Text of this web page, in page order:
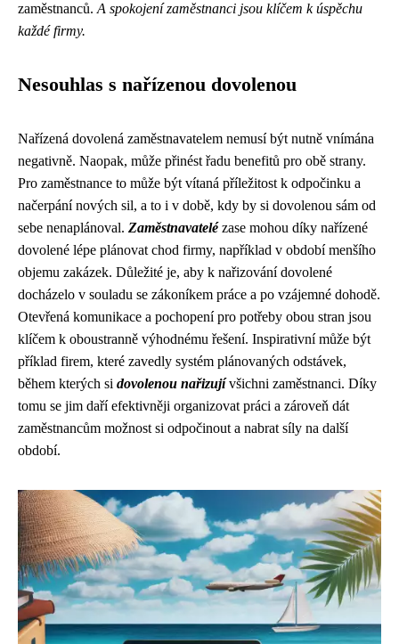
zaměstnanců. A spokojení zaměstnanci jsou klíčem k úspěchu
každé firmy.
Nesouhlas s nařízenou dovolenou
Nařízená dovolená zaměstnavatelem nemusí být nutně vnímána
negativně. Naopak, může přinést řadu benefitů pro obě strany.
Pro zaměstnance to může být vítaná příležitost k odpočinku a
načerpání nových sil, a to i v době, kdy by si dovolenou sám od
sebe nenaplánoval. Zaměstnavatelézase mohou díky nařízené
dovolené lépe plánovat chod firmy, například v období menšího
objemu zakázek. Důležité je, aby k nařizování dovolené
docházelo v souladu se zákoníkem práce a po vzájemné dohodě.
Otevřená komunikace a pochopení pro potřeby obou stran jsou
klíčem k oboustranně výhodnému řešení. Inspirativní může být
příklad firem, které zavedly systém plánovaných odstávek,
během kterých si dovolenou nařizujívšichni zaměstnanci. Díky
tomu se jim daří efektivněji organizovat práci a zároveň dát
zaměstnancům možnost si odpočinout a nabrat síly na další
období.